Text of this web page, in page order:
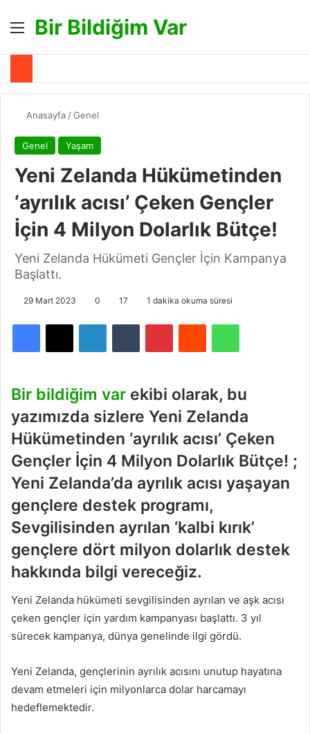
Menü
Bir Bildiğim Var
Anasayfa /Genel
Genel Yaşam
Yeni Zelanda Hükümetinden
‘ayrılık acısı’ Çeken Gençler
İçin 4 Milyon Dolarlık Bütçe!
Yeni Zelanda Hükümeti Gençler İçin Kampanya
Başlattı.
29 Mart 2023 0 17 1 dakika okuma süresi
Bir bildiğim var ekibi olarak, bu
yazımızda sizlere Yeni Zelanda
Hükümetinden ‘ayrılık acısı’ Çeken
Gençler İçin 4 Milyon Dolarlık Bütçe! ;
Yeni Zelanda’da ayrılık acısı yaşayan
gençlere destek programı,
Sevgilisinden ayrılan ‘kalbi kırık’
gençlere dört milyon dolarlık destek
hakkında bilgi vereceğiz.
Yeni Zelanda hükümeti sevgilisinden ayrılan ve aşk acısı
çeken gençler için yardım kampanyası başlattı. 3 yıl
sürecek kampanya, dünya genelinde ilgi gördü.
Yeni Zelanda, gençlerinin ayrılık acısını unutup hayatına
devam etmeleri için milyonlarca dolar harcamayı
hedeflemektedir.